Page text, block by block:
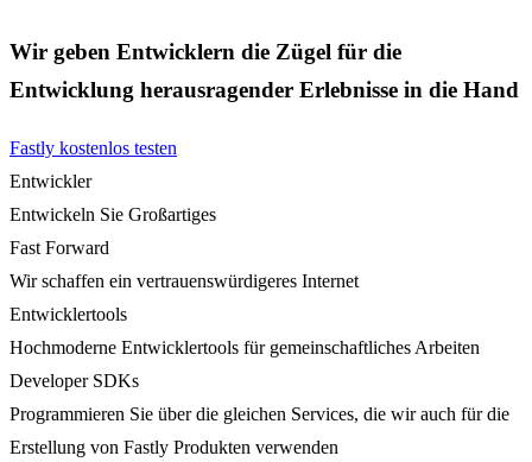
Wir geben Entwicklern die Zügel für die
Entwicklung herausragender Erlebnisse in die Hand
Fastly kostenlos testen
Entwickler
Entwickeln Sie Großartiges
Fast Forward
Wir schaffen ein vertrauenswürdigeres Internet
Entwicklertools
Hochmoderne Entwicklertools für gemeinschaftliches Arbeiten
Developer SDKs
Programmieren Sie über die gleichen Services, die wir auch für die
Erstellung von Fastly Produkten verwenden